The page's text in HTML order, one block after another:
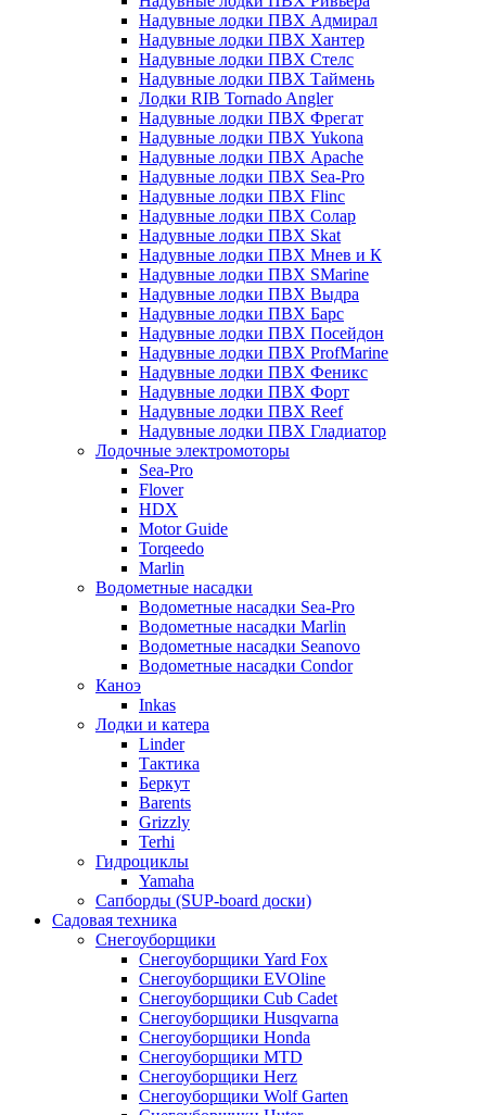
Надувные лодки ПВХ Адмирал
Надувные лодки ПВХ Хантер
Надувные лодки ПВХ Стелс
Надувные лодки ПВХ Таймень
Лодки RIB Tornado Angler
Надувные лодки ПВХ Фрегат
Надувные лодки ПВХ Yukona
Надувные лодки ПВХ Apache
Надувные лодки ПВХ Sea-Pro
Надувные лодки ПВХ Flinc
Надувные лодки ПВХ Солар
Надувные лодки ПВХ Skat
Надувные лодки ПВХ Мнев и К
Надувные лодки ПВХ SMarine
Надувные лодки ПВХ Выдра
Надувные лодки ПВХ Барс
Надувные лодки ПВХ Посейдон
Надувные лодки ПВХ ProfMarine
Надувные лодки ПВХ Феникс
Надувные лодки ПВХ Форт
Надувные лодки ПВХ Reef
Надувные лодки ПВХ Гладиатор
Лодочные электромоторы
Sea-Pro
Flover
HDX
Motor Guide
Torqeedo
Marlin
Водометные насадки
Водометные насадки Sea-Pro
Водометные насадки Marlin
Водометные насадки Seanovo
Водометные насадки Condor
Каноэ
Inkas
Лодки и катера
Linder
Тактика
Беркут
Barents
Grizzly
Terhi
Гидроциклы
Yamaha
Сапборды (SUP-board доски)
Садовая техника
Снегоуборщики
Снегоуборщики Yard Fox
Снегоуборщики EVOline
Снегоуборщики Cub Cadet
Снегоуборщики Husqvarna
Снегоуборщики Honda
Снегоуборщики MTD
Снегоуборщики Herz
Снегоуборщики Wolf Garten